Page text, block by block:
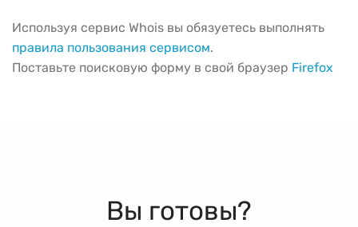
Используя сервис Whois вы обязуетесь выполнять
правила пользования сервисом.
Поставьте поисковую форму в свой браузер Firefox
Вы готовы?